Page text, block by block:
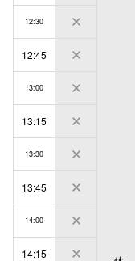
12:30
12:45
13:00
13:15
13:30
13:45
14:00
14:15